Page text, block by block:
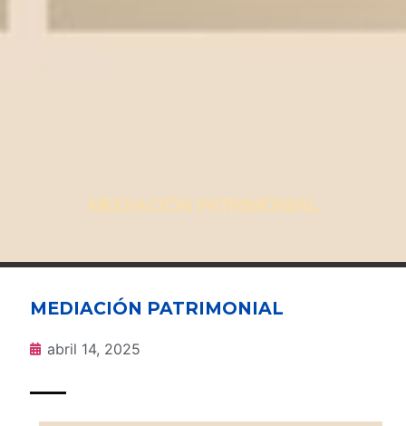
MEDIACIÓN PATRIMONIAL
MEDIACIÓN PATRIMONIAL
abril 14, 2025